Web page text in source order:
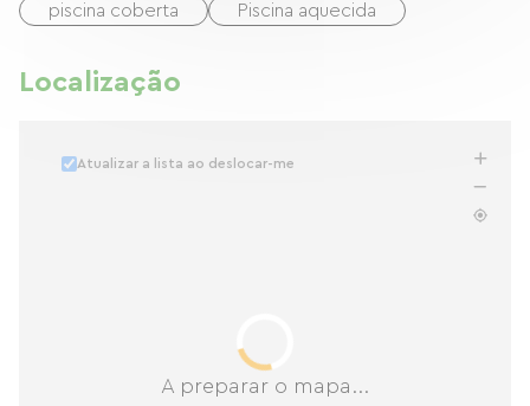
piscina coberta
Piscina aquecida
Localização
A preparar o mapa...
Atualizar a lista ao deslocar-me